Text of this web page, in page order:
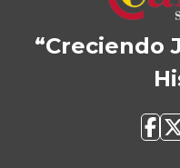
“Creciendo